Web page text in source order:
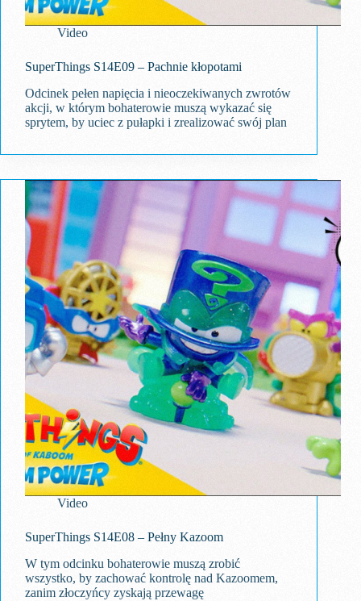
Video
SuperThings S14E09 – Pachnie kłopotami
Odcinek pełen napięcia i nieoczekiwanych zwrotów
akcji, w którym bohaterowie muszą wykazać się
sprytem, by uciec z pułapki i zrealizować swój plan
Video
SuperThings S14E08 – Pełny Kazoom
W tym odcinku bohaterowie muszą zrobić
wszystko, by zachować kontrolę nad Kazoomem,
zanim złoczyńcy zyskają przewagę